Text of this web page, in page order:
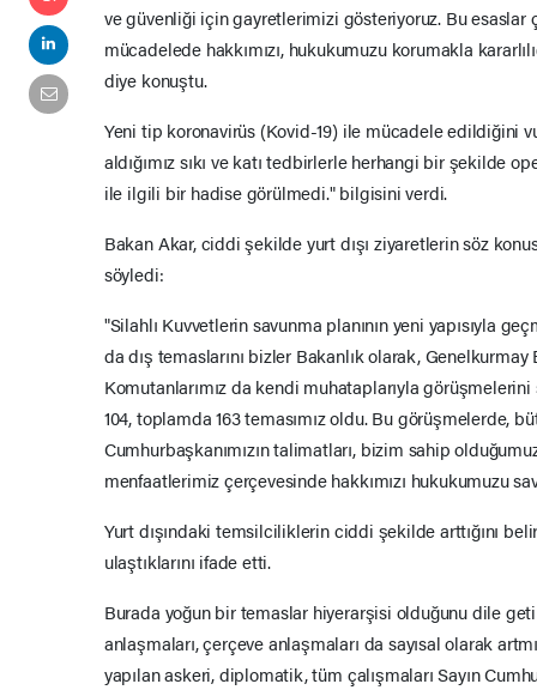
ve güvenliği için gayretlerimizi gösteriyoruz. Bu esaslar
mücadelede hakkımızı, hukukumuzu korumakla
diye konuştu.
Yeni tip koronavirüs (Kovid-19) ile mücadele edildiğini
aldığımız sıkı ve katı tedbirlerle herhangi bir şekilde
ile ilgili bir hadise görülmedi." bilgisini verdi.
Bakan Akar, ciddi şekilde yurt dışı ziyaretlerin söz
söyledi:
"Silahlı Kuvvetlerin savunma planının yeni yapısıyla
da dış temaslarını bizler Bakanlık olarak, Genelkurmay
Komutanlarımız da kendi muhataplarıyla
104, toplamda 163 temasımız oldu. Bu görüşmelerde,
Cumhurbaşkanımızın talimatları, bizim sahip
menfaatlerimiz çerçevesinde hakkımızı hukukumuzu
Yurt dışındaki temsilciliklerin ciddi şekilde arttığını
ulaştıklarını ifade etti.
Burada yoğun bir temaslar hiyerarşisi olduğunu dile
anlaşmaları, çerçeve anlaşmaları da sayısal olarak
yapılan askeri, diplomatik, tüm çalışmaları Sayın